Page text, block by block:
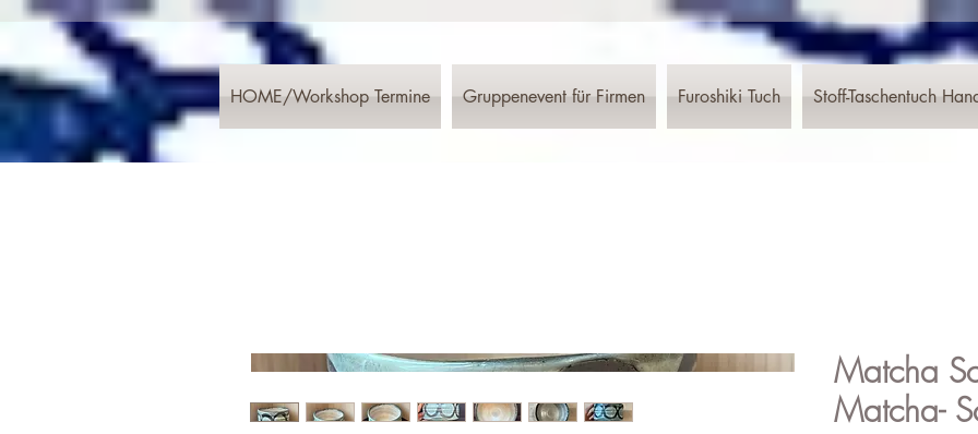
HOME/Workshop Termine Gruppenevent für Firmen Furoshiki Tuch Stoff-Taschentuch
Matcha
Matcha-